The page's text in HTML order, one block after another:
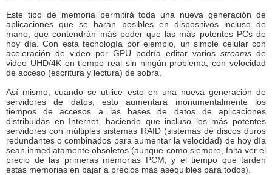
Este tipo de memoria permitirá toda una nueva generación de
aplicaciones que se harán posibles en dispositivos incluso de
mano, que contendrán más poder que las más potentes PCs de
hoy día. Con esta tecnología por ejemplo, un simple celular con
aceleración de video por GPU podría editar varios streams de
video UHD/4K en tiempo real sin ningún problema, con velocidad
de acceso (escritura y lectura) de sobra.
Así mismo, cuando se utilice esto en una nueva generación de
servidores de datos, esto aumentará monumentalmente los
tiempos de accesos a las bases de datos de aplicaciones
distribuidas en Internet, haciendo que incluso los más potentes
servidores con múltiples sistemas RAID (sistemas de discos duros
redundantes o combinados para aumentar la velocidad) de hoy día
sean inmediatamente obsoletos (aunque como siempre, falta ver el
precio de las primeras memorias PCM, y el tiempo que tarden
estas memorias en bajar a precios más asequibles para todos).